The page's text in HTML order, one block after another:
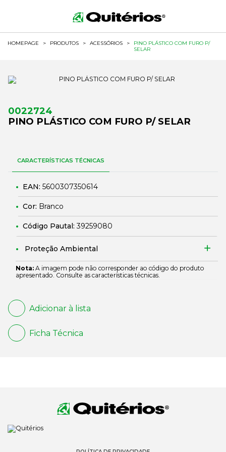
HOMEPAGE > PRODUTOS > ACESSÓRIOS >
PINO PLÁSTICO COM FURO P/
SELAR
0022724
PINO PLÁSTICO COM FURO P/ SELAR
CARACTERÍSTICAS TÉCNICAS
EAN: 5600307350614
Cor: Branco
Código Pautal:39259080
Proteção Ambiental
Nota: A imagem pode não corresponder ao código do produto
apresentado. Consulte as características técnicas.
Adicionar à lista
Ficha Técnica